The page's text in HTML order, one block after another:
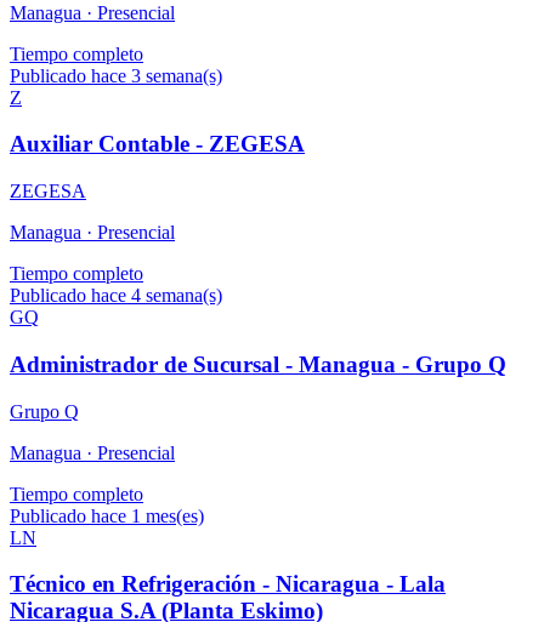
Managua · Presencial
Tiempo completo
Publicado hace 3 semana(s)
Z
Auxiliar Contable - ZEGESA
ZEGESA
Managua · Presencial
Tiempo completo
Publicado hace 4 semana(s)
GQ
Administrador de Sucursal - Managua - Grupo Q
Grupo Q
Managua · Presencial
Tiempo completo
Publicado hace 1 mes(es)
LN
Técnico en Refrigeración - Nicaragua - Lala
Nicaragua S.A (Planta Eskimo)